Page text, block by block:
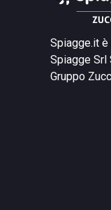
Spiagge.it
Spiagge Srl
Gruppo